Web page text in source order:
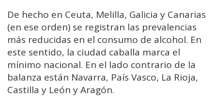
De hecho en Ceuta, Melilla, Galicia y Canarias
(en ese orden) se registran las prevalencias
más reducidas en el consumo de alcohol. En
este sentido, la ciudad caballa marca el
mínimo nacional. En el lado contrario de la
balanza están Navarra, País Vasco, La Rioja,
Castilla y León y Aragón.